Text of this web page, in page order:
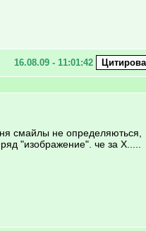
16.08.09 - 11:01:42
смайлы не определяються,
"изображение". че за Х.....